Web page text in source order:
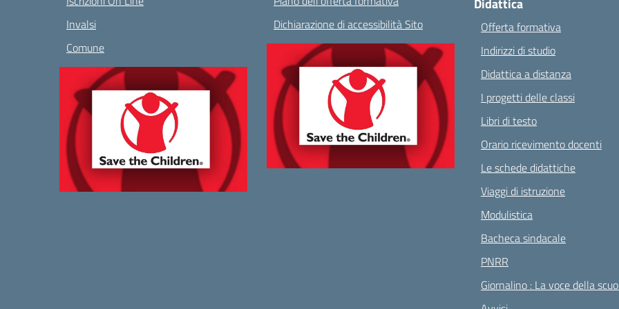
Invalsi
Comune
Dichiarazione di accessibilità Sito
Didattica
Offerta formativa
Indirizzi di studio
Didattica a distanza
I progetti delle classi
Libri di testo
Orario ricevimento docenti
Le schede didattiche
Viaggi di istruzione
Modulistica
Bacheca sindacale
PNRR
Giornalino : La voce della